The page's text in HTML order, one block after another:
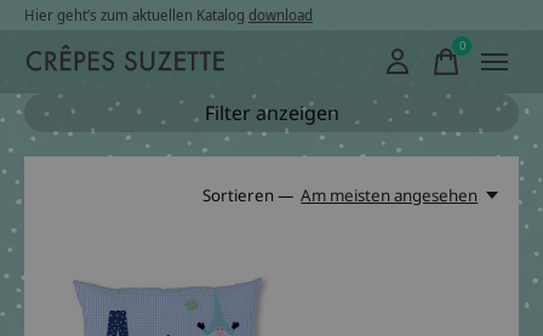
Hier geht’s zum aktuellen Katalog download
0items
Filter anzeigen
Sortieren — Am meisten angesehen